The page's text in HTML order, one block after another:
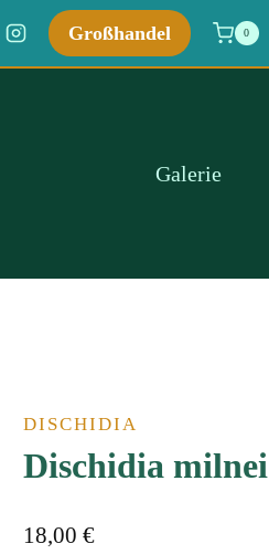
Großhandel 0
Galerie
DISCHIDIA
Dischidia milnei
18,00 €